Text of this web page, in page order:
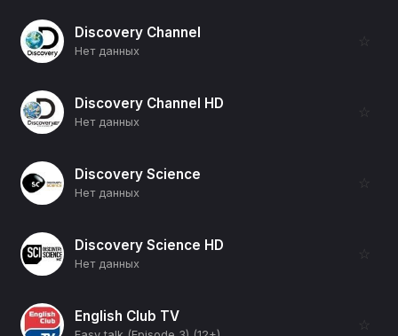
Discovery Channel
Нет данных
☆
Discovery Channel HD
Нет данных
☆
Discovery Science
Нет данных
☆
Discovery Science HD
Нет данных
☆
English Club TV ☆